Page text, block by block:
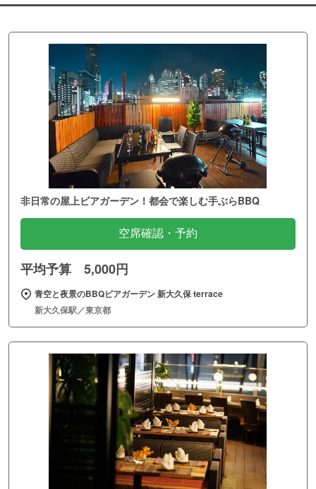
非日常の屋上ビアガーデン！都会で楽しむ手ぶらBBQ
空席確認・予約
平均予算 5,000円
青空と夜景のBBQビアガーデン 新大久保 terrace
新大久保駅／東京都